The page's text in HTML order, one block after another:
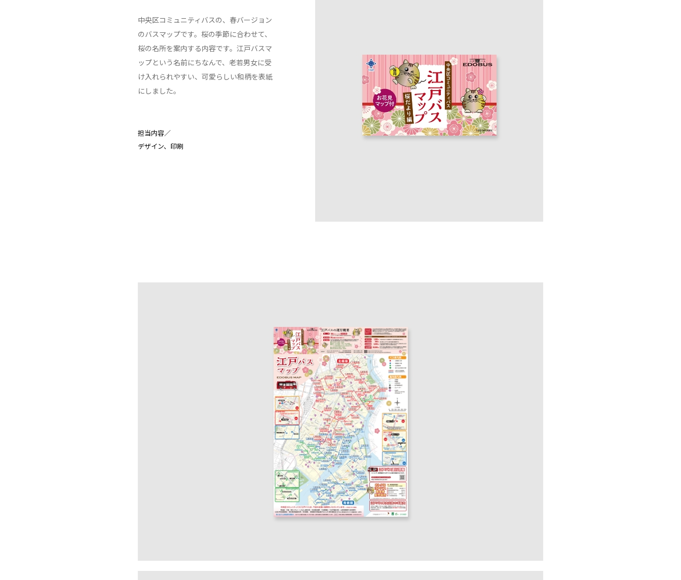
中央区コミュニティバスの、春バージョン
のバスマップです。桜の季節に合わせて、
桜の名所を案内する内容です。江戸バスマ
ップという名前にちなんで、老若男女に受
け入れられやすい、可愛らしい和柄を表紙
にしました。
担当内容／
デザイン
印刷